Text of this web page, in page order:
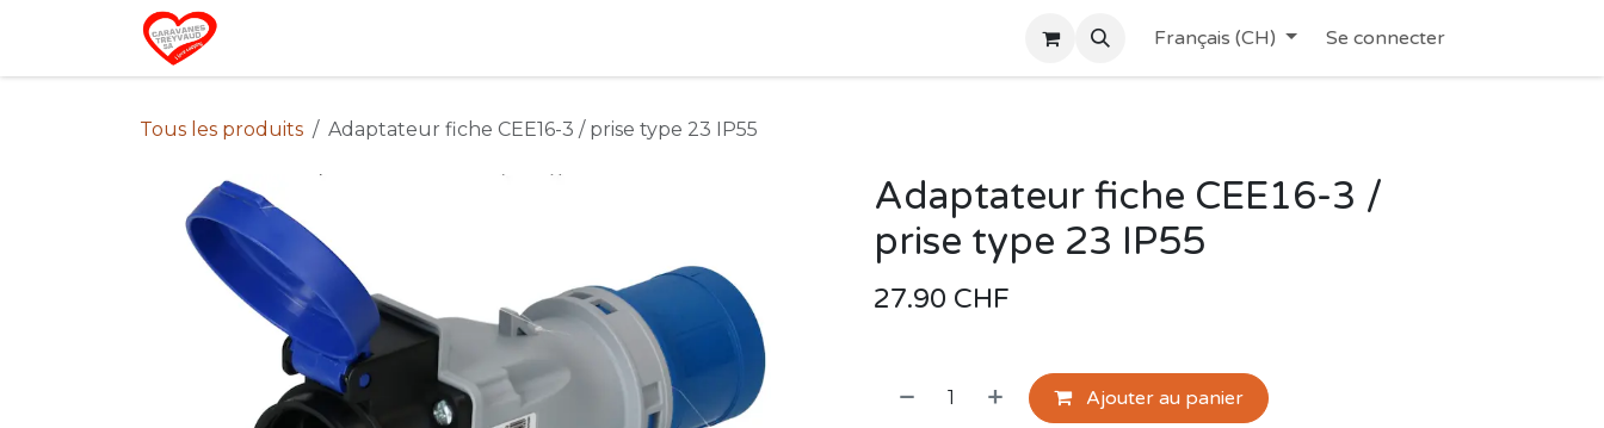
Se rendre au contenu
Français (CH) Se connecter
Tous les produits Adaptateur fiche CEE16-3 / prise type 23 IP55
Adaptateur fiche CEE16-3 /
prise type 23 IP55
27.90 CHF
Ajouter au panier